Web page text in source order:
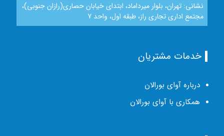
نشانی: تهران، بلوار میرداماد، ابتدای خیابان حصاری(رازان جنوبی)،
مجتمع اداری تجاری راز، طبقه اول، واحد 7
خدمات مشتریان
درباره آوای بورالان
همکاری با آوای بورالان